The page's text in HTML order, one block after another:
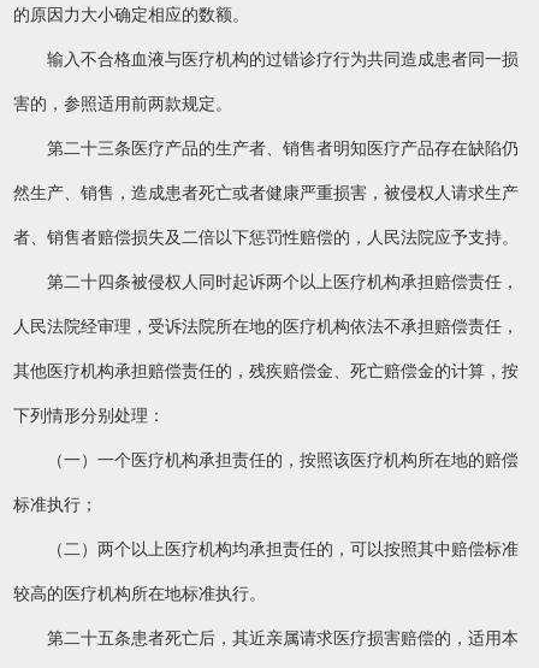
的原因力大小确定相应的数额。
输入不合格血液与医疗机构的过错诊疗行为共同造成患者同一损
害的，参照适用前两款规定。
第二十三条医疗产品的生产者、销售者明知医疗产品存在缺陷仍
然生产、销售，造成患者死亡或者健康严重损害，被侵权人请求生产
者、销售者赔偿损失及二倍以下惩罚性赔偿的，人民法院应予支持。
第二十四条被侵权人同时起诉两个以上医疗机构承担赔偿责任，
人民法院经审理，受诉法院所在地的医疗机构依法不承担赔偿责任，
其他医疗机构承担赔偿责任的，残疾赔偿金、死亡赔偿金的计算，按
下列情形分别处理：
（一）一个医疗机构承担责任的，按照该医疗机构所在地的赔偿
标准执行；
（二）两个以上医疗机构均承担责任的，可以按照其中赔偿标准
较高的医疗机构所在地标准执行。
第二十五条患者死亡后，其近亲属请求医疗损害赔偿的，适用本